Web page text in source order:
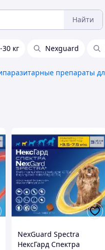
Найти
кг Nexguard
NexGuard Spectra
НексГард Спектра